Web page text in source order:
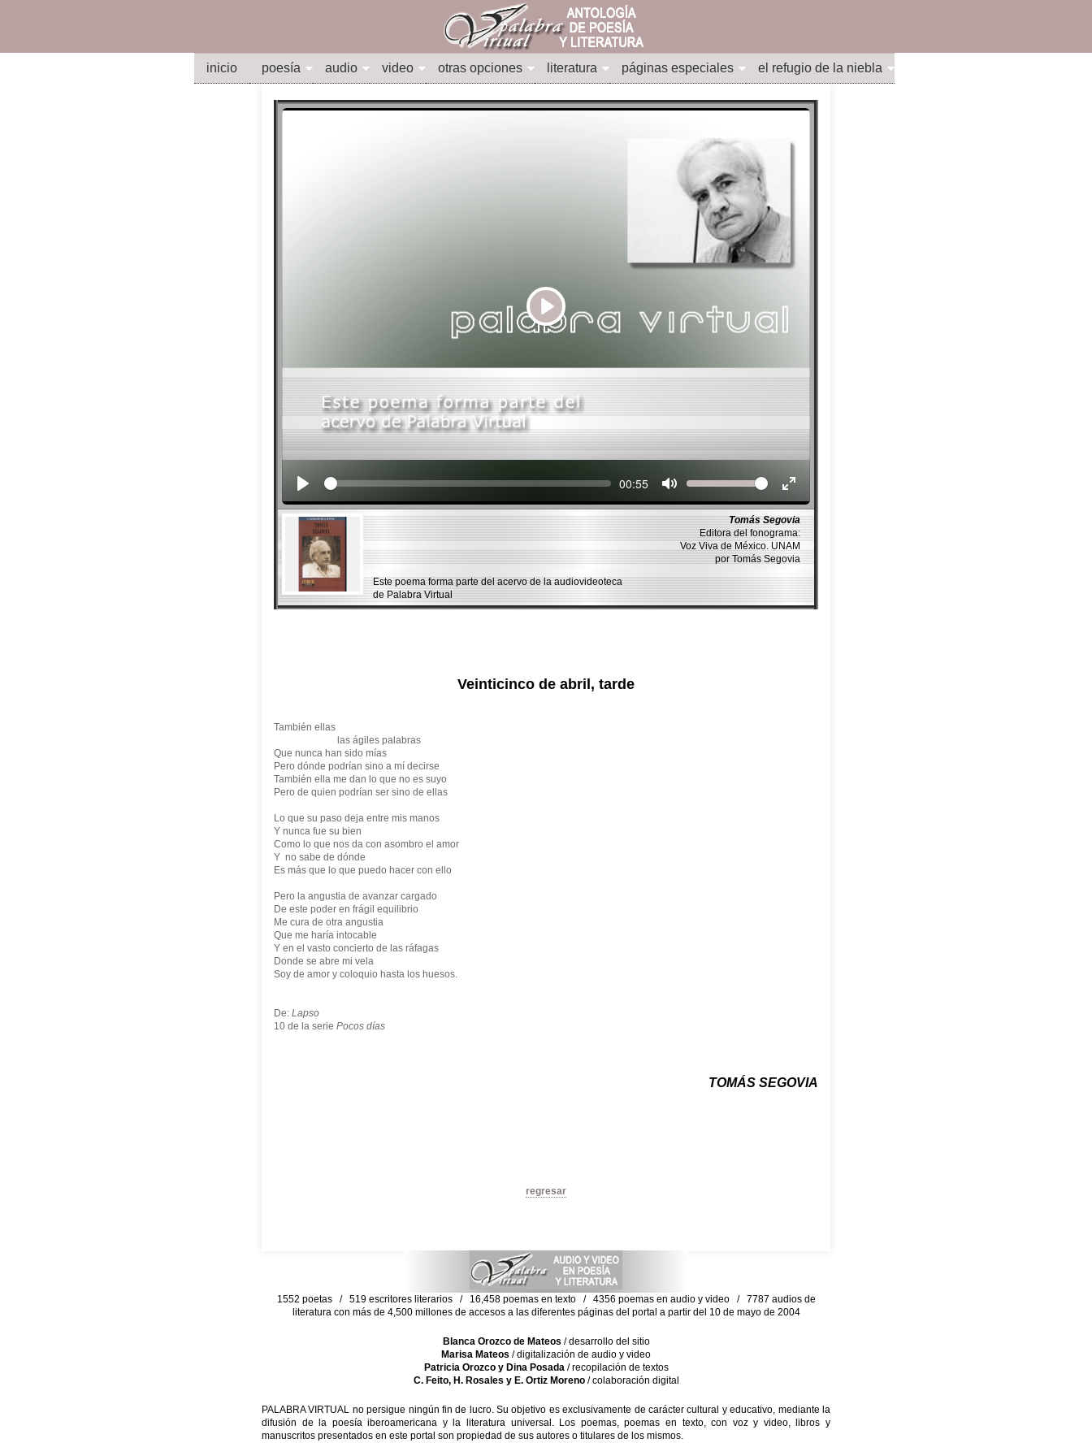
inicio poesía audio video otras opciones literatura páginas especiales el refugio de la niebla
Play
Seek Current
00:55 Volume
Tomás Segovia
Editora del fonograma:
Voz Viva de México. UNAM
por Tomás Segovia
Este poema forma parte del acervo de la audiovideoteca
de Palabra Virtual
Veinticinco de abril, tarde
También ellas
las ágiles palabras
Que nunca han sido mías
Pero dónde podrían sino a mí decirse
También ella me dan lo que no es suyo
Pero de quien podrían ser sino de ellas
Lo que su paso deja entre mis manos
Y nunca fue su bien
Como lo que nos da con asombro el amor
Y no sabe de dónde
Es más que lo que puedo hacer con ello
Pero la angustia de avanzar cargado
De este poder en frágil equilibrio
Me cura de otra angustia
Que me haría intocable
Y en el vasto concierto de las ráfagas
Donde se abre mi vela
Soy de amor y coloquio hasta los huesos.
De: Lapso
10 de la serie Pocos días
TOMÁS SEGOVIA
regresar
1552 poetas / 519 escritores literarios / 16,458 poemas en texto / 4356 poemas en audio y video / 7787 audios de
literatura con más de 4,500 millones de accesos a las diferentes páginas del portal a partir del 10 de mayo de 2004
Blanca Orozco de Mateos / desarrollo del sitio
Marisa Mateos / digitalización de audio y video
Patricia Orozco y Dina Posada/ recopilación de textos
C. Feito, H. Rosales y E. Ortiz Moreno/ colaboración digital
PALABRA VIRTUAL no persigue ningún fin de lucro. Su objetivo es exclusivamente de carácter cultural y educativo, mediante la
difusión de la poesía iberoamericana y la literatura universal. Los poemas, poemas en texto, con voz y video, libros y
manuscritos presentados en este portal son propiedad de sus autores o titulares de los mismos.